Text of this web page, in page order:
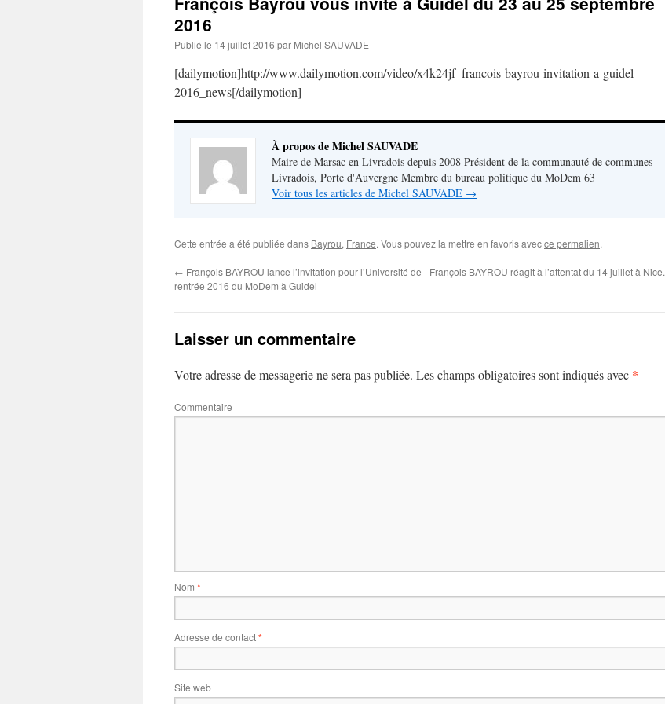
2016
Publié le 14 juillet 2016 par Michel SAUVADE
[dailymotion]http://www.dailymotion.com/video/x4k24jf_francois-bayrou-invitation-a-guidel-
2016_news[/dailymotion]
À propos de Michel SAUVADE
Maire de Marsac en Livradois depuis 2008 Président de la communauté de communes
Livradois, Porte d'Auvergne Membre du bureau politique du MoDem 63
Voir tous les articles de Michel SAUVADE →
Cette entrée a été publiée dans Bayrou, France. Vous pouvez la mettre en favoris avecce permalien.
← François BAYROU lance l’invitation pour l’Université de
rentrée 2016 du MoDem à Guidel
François BAYROU réagit à l’attentat du 14 juillet à Nice.
Laisser un commentaire
Votre adresse de messagerie ne sera pas publiée. Les champs obligatoires sont indiqués avec *
Commentaire
Nom *
Adresse de contact*
Site web